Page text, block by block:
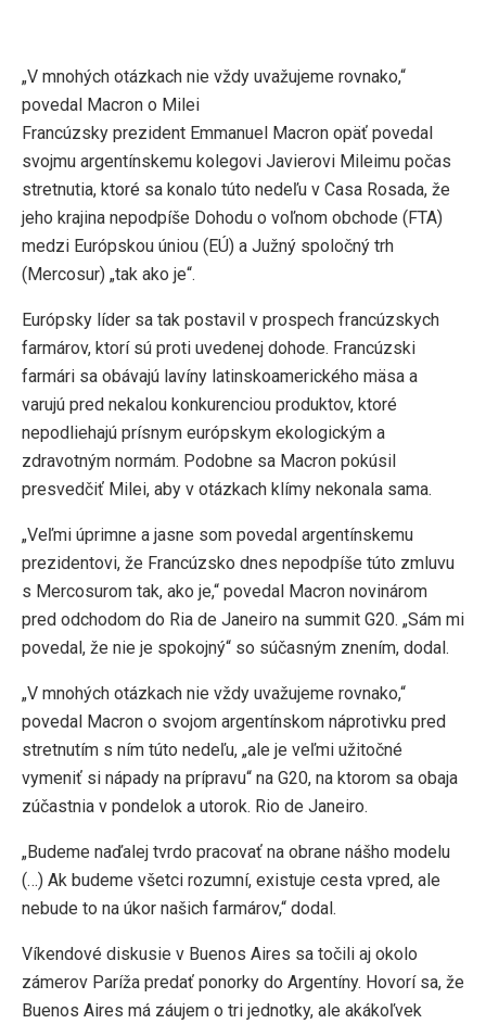
„V mnohých otázkach nie vždy uvažujeme rovnako,“
povedal Macron o Milei
Francúzsky prezident Emmanuel Macron opäť povedal
svojmu argentínskemu kolegovi Javierovi Mileimu počas
stretnutia, ktoré sa konalo túto nedeľu v Casa Rosada, že
jeho krajina nepodpíše Dohodu o voľnom obchode (FTA)
medzi Európskou úniou (EÚ) a Južný spoločný trh
(Mercosur) „tak ako je“.
Európsky líder sa tak postavil v prospech francúzskych
farmárov, ktorí sú proti uvedenej dohode. Francúzski
farmári sa obávajú lavíny latinskoamerického mäsa a
varujú pred nekalou konkurenciou produktov, ktoré
nepodliehajú prísnym európskym ekologickým a
zdravotným normám. Podobne sa Macron pokúsil
presvedčiť Milei, aby v otázkach klímy nekonala sama.
„Veľmi úprimne a jasne som povedal argentínskemu
prezidentovi, že Francúzsko dnes nepodpíše túto zmluvu
s Mercosurom tak, ako je,“ povedal Macron novinárom
pred odchodom do Ria de Janeiro na summit G20. „Sám mi
povedal, že nie je spokojný“ so súčasným znením, dodal.
„V mnohých otázkach nie vždy uvažujeme rovnako,“
povedal Macron o svojom argentínskom náprotivku pred
stretnutím s ním túto nedeľu, „ale je veľmi užitočné
vymeniť si nápady na prípravu“ na G20, na ktorom sa obaja
zúčastnia v pondelok a utorok. Rio de Janeiro.
„Budeme naďalej tvrdo pracovať na obrane nášho modelu
(…) Ak budeme všetci rozumní, existuje cesta vpred, ale
nebude to na úkor našich farmárov,“ dodal.
Víkendové diskusie v Buenos Aires sa točili aj okolo
zámerov Paríža predať ponorky do Argentíny. Hovorí sa, že
Buenos Aires má záujem o tri jednotky, ale akákoľvek